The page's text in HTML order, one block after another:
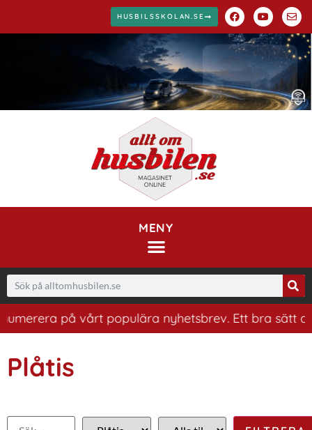
HUSBILSSKOLAN.SE
MENY
på vårt populära nyhetsbrev. Ett bra sätt att ha
Plåtis